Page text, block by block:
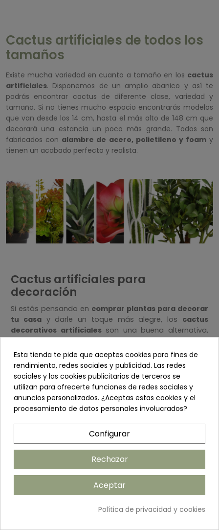
Cactus artificiales de todos los
tamaños
Existe mucha variedad en cuanto a tamaño en los cactus
artificiales. Disponemos de un amplio abanico y así te
podrás encontrar cactus de diferente clase, variedad y
tamaño. Si no tienes mucho espacio encontrarás modelos
que van desde los 14 cm, hasta el más alto de 148 cm que
decorará una estancia un poco más grande. Todos son
fabricados con alambre de acero, polietileno y foamy
tienen un acabado perfecto y realista.
Cactus artificiales para
decoración
Si estás pensando en comprar plantas para decorar
tu casay darle un toque más alegre, los cactus
decorativos artificialesson una buena alternativa,
tanto si los quieres para dentro de casa, la terraza o
jardín. Se pueden encontrar en distintos colores,
formas y tamaños. Es el complemento perfecto para
la decoración de cualquier lugar.
Cactus artificiales realistas
Si te decides por la compra de uno de nuestroscactus
, comprobarás que en nada tienen que
envidiar a los que son de verdad. Gracias a el material
con el que están fabricados tienen un aspecto
hiperrealista con un acabado perfecto que no dejará
Cactus artificiales baratos
Esta tienda te pide que aceptes cookies para fines de
rendimiento, redes sociales y publicidad. Las redes
sociales y las cookies publicitarias de terceros se
utilizan para ofrecerte funciones de redes sociales y
anuncios personalizados. ¿Aceptas estas cookies y el
procesamiento de datos personales involucrados?
Configurar
Rechazar
Aceptar
Política de privacidad y cookies